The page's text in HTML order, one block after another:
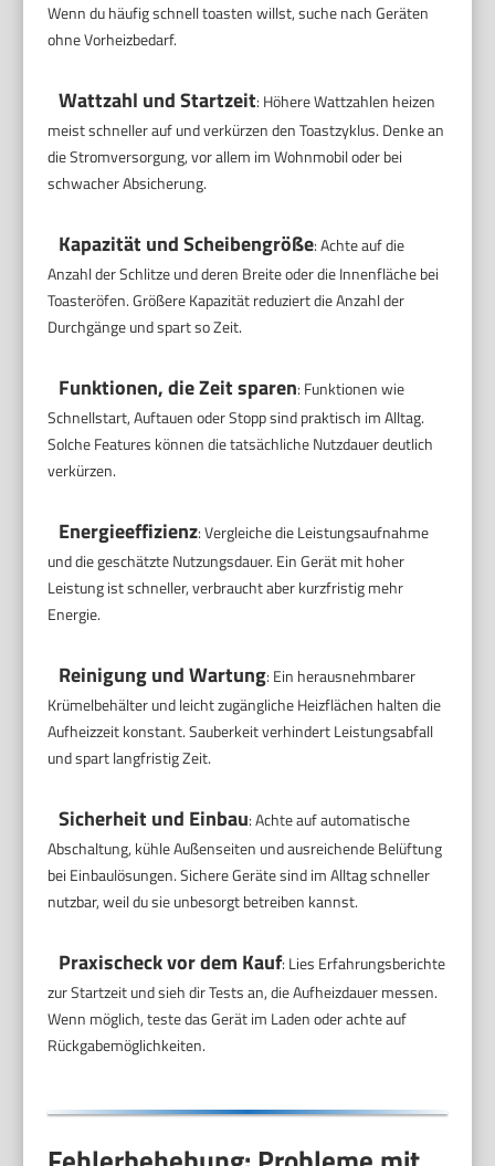
Wenn du häufig schnell toasten willst, suche nach Geräten
ohne Vorheizbedarf.
Wattzahl und Startzeit: Höhere Wattzahlen heizen
meist schneller auf und verkürzen den Toastzyklus. Denke an
die Stromversorgung, vor allem im Wohnmobil oder bei
schwacher Absicherung.
Kapazität und Scheibengröße: Achte auf die
Anzahl der Schlitze und deren Breite oder die Innenfläche bei
Toasteröfen. Größere Kapazität reduziert die Anzahl der
Durchgänge und spart so Zeit.
Funktionen, die Zeit sparen: Funktionen wie
Schnellstart, Auftauen oder Stopp sind praktisch im Alltag.
Solche Features können die tatsächliche Nutzdauer deutlich
verkürzen.
Energieeffizienz: Vergleiche die Leistungsaufnahme
und die geschätzte Nutzungsdauer. Ein Gerät mit hoher
Leistung ist schneller, verbraucht aber kurzfristig mehr
Energie.
Reinigung und Wartung: Ein herausnehmbarer
Krümelbehälter und leicht zugängliche Heizflächen halten die
Aufheizzeit konstant. Sauberkeit verhindert Leistungsabfall
und spart langfristig Zeit.
Sicherheit und Einbau: Achte auf automatische
Abschaltung, kühle Außenseiten und ausreichende Belüftung
bei Einbaulösungen. Sichere Geräte sind im Alltag schneller
nutzbar, weil du sie unbesorgt betreiben kannst.
Praxischeck vor dem Kauf: Lies Erfahrungsberichte
zur Startzeit und sieh dir Tests an, die Aufheizdauer messen.
Wenn möglich, teste das Gerät im Laden oder achte auf
Rückgabemöglichkeiten.